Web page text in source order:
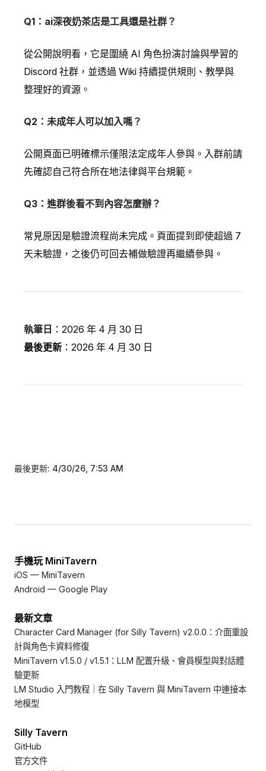
Q1：ai深夜奶茶店是工具還是社群？
從公開說明看，它是圍繞 AI 角色扮演討論與學習的
Discord 社群，並透過 Wiki 持續提供規則、教學與
整理好的資源。
Q2：未成年人可以加入嗎？
公開頁面已明確標示僅限法定成年人參與。入群前請
先確認自己符合所在地法律與平台規範。
Q3：進群後看不到內容怎麼辦？
常見原因是驗證流程尚未完成。頁面提到即使超過 7
天未驗證，之後仍可回去補做驗證再繼續參與。
執筆日 ：2026 年 4 月 30 日
最後更新 ：2026 年 4 月 30 日
最後更新: 4/30/26, 7:53 AM
手機玩 MiniTavern
iOS — MiniTavern
Android — Google Play
最新文章
Character Card Manager (for Silly Tavern) v2.0.0：介面重設
計與角色卡資料修復
MiniTavern v1.5.0 / v1.5.1：LLM 配置升級、會員模型與對話體
驗更新
LM Studio 入門教程｜在 Silly Tavern 與 MiniTavern 中連接本
地模型
Silly Tavern
GitHub
官方文件